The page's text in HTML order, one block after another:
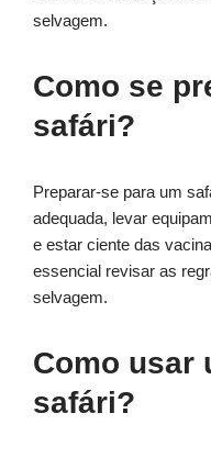
selvagem.
Como se
safári?
Preparar-se para um
adequada, levar
e estar ciente das
essencial revisar as
selvagem.
Como usar
safári?